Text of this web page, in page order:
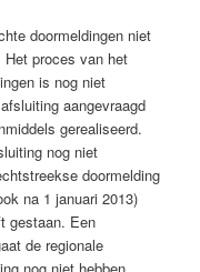
doormeldingen niet
Het proces van het
is nog niet
aangevraagd
gerealiseerd.
nog niet
doormelding
na 1 januari 2013)
gestaan. Een
de regionale